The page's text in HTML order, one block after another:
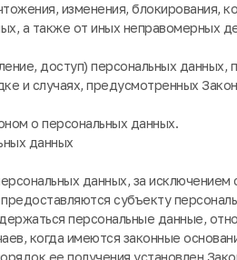
изменения, блокирования,
а также от иных неправомерных
доступ) персональных данных,
и случаях, предусмотренных
о персональных данных.
данных
данных, за исключением
субъекту
персональные данные,
когда имеются законные
ее получения установлен